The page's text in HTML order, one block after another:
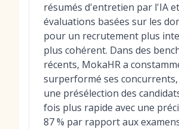
résumés d'entretien par l'IA
évaluations basées sur les
pour un recrutement plus
plus cohérent. Dans des
récents, MokaHR a
surperformé ses
une présélection des
fois plus rapide avec une
87 % par rapport aux